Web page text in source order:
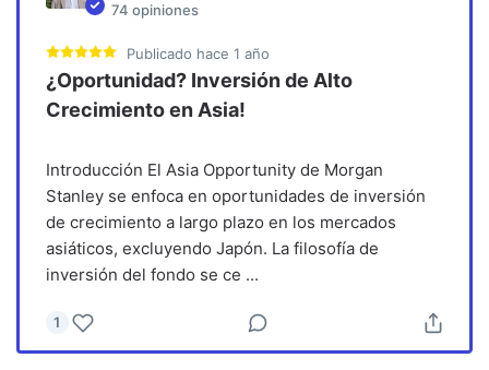
74 opiniones
Publicado hace 1 año
¿Oportunidad? Inversión de Alto
Crecimiento en Asia!
Introducción El Asia Opportunity de Morgan
Stanley se enfoca en oportunidades de inversión
de crecimiento a largo plazo en los mercados
asiáticos, excluyendo Japón. La filosofía de
inversión del fondo se ce ...
1